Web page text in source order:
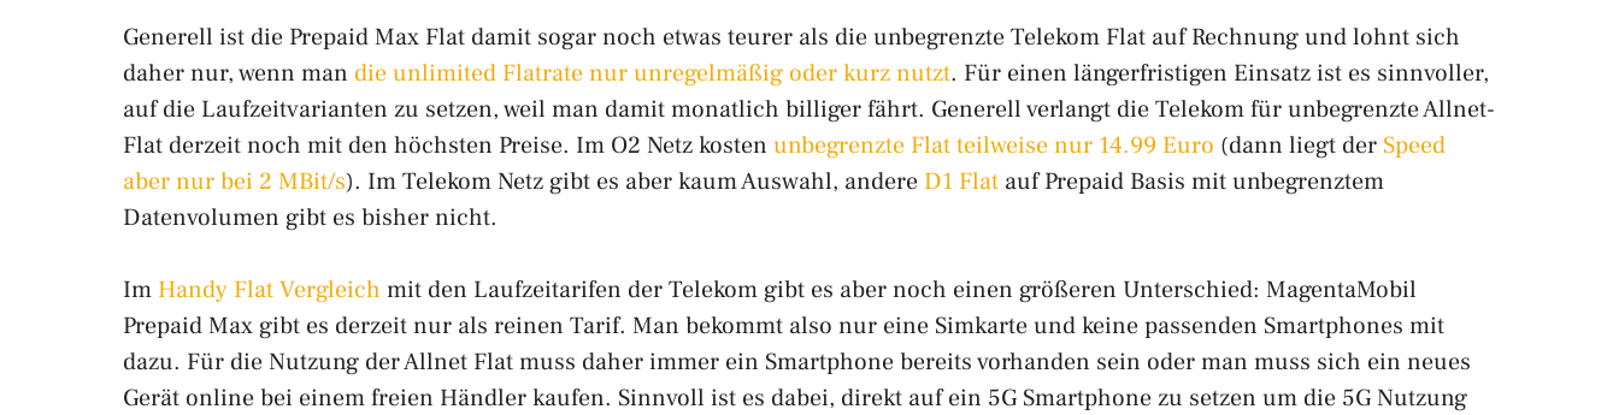
Generell ist die Prepaid Max Flat damit sogar noch etwas teurer als die unbegrenzte Telekom Flat auf Rechnung und lohnt sich
daher nur, wenn man die unlimited Flatrate nur unregelmäßig oder kurz nutzt. Für einen längerfristigen Einsatz ist es sinnvoller,
auf die Laufzeitvarianten zu setzen, weil man damit monatlich billiger fährt. Generell verlangt die Telekom für unbegrenzte Allnet-
Flat derzeit noch mit den höchsten Preise. Im O2 Netz kosten unbegrenzte Flat teilweise nur 14.99 Euro (dann liegt der Speed
aber nur bei 2 MBit/s). Im Telekom Netz gibt es aber kaum Auswahl, andere D1 Flat auf Prepaid Basis mit unbegrenztem
Datenvolumen gibt es bisher nicht.
Im Handy Flat Vergleich mit den Laufzeitarifen der Telekom gibt es aber noch einen größeren Unterschied: MagentaMobil
Prepaid Max gibt es derzeit nur als reinen Tarif. Man bekommt also nur eine Simkarte und keine passenden Smartphones mit
dazu. Für die Nutzung der Allnet Flat muss daher immer ein Smartphone bereits vorhanden sein oder man muss sich ein neues
Gerät online bei einem freien Händler kaufen. Sinnvoll ist es dabei, direkt auf ein 5G Smartphone zu setzen um die 5G Nutzung